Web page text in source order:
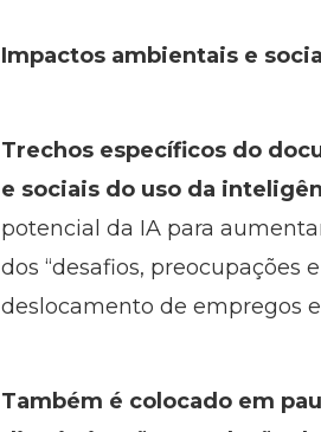
Impactos ambientais e
Trechos específicos do
e sociais do uso da
potencial da IA para
dos “desafios, preocupações
deslocamento de empregos
Também é colocado em